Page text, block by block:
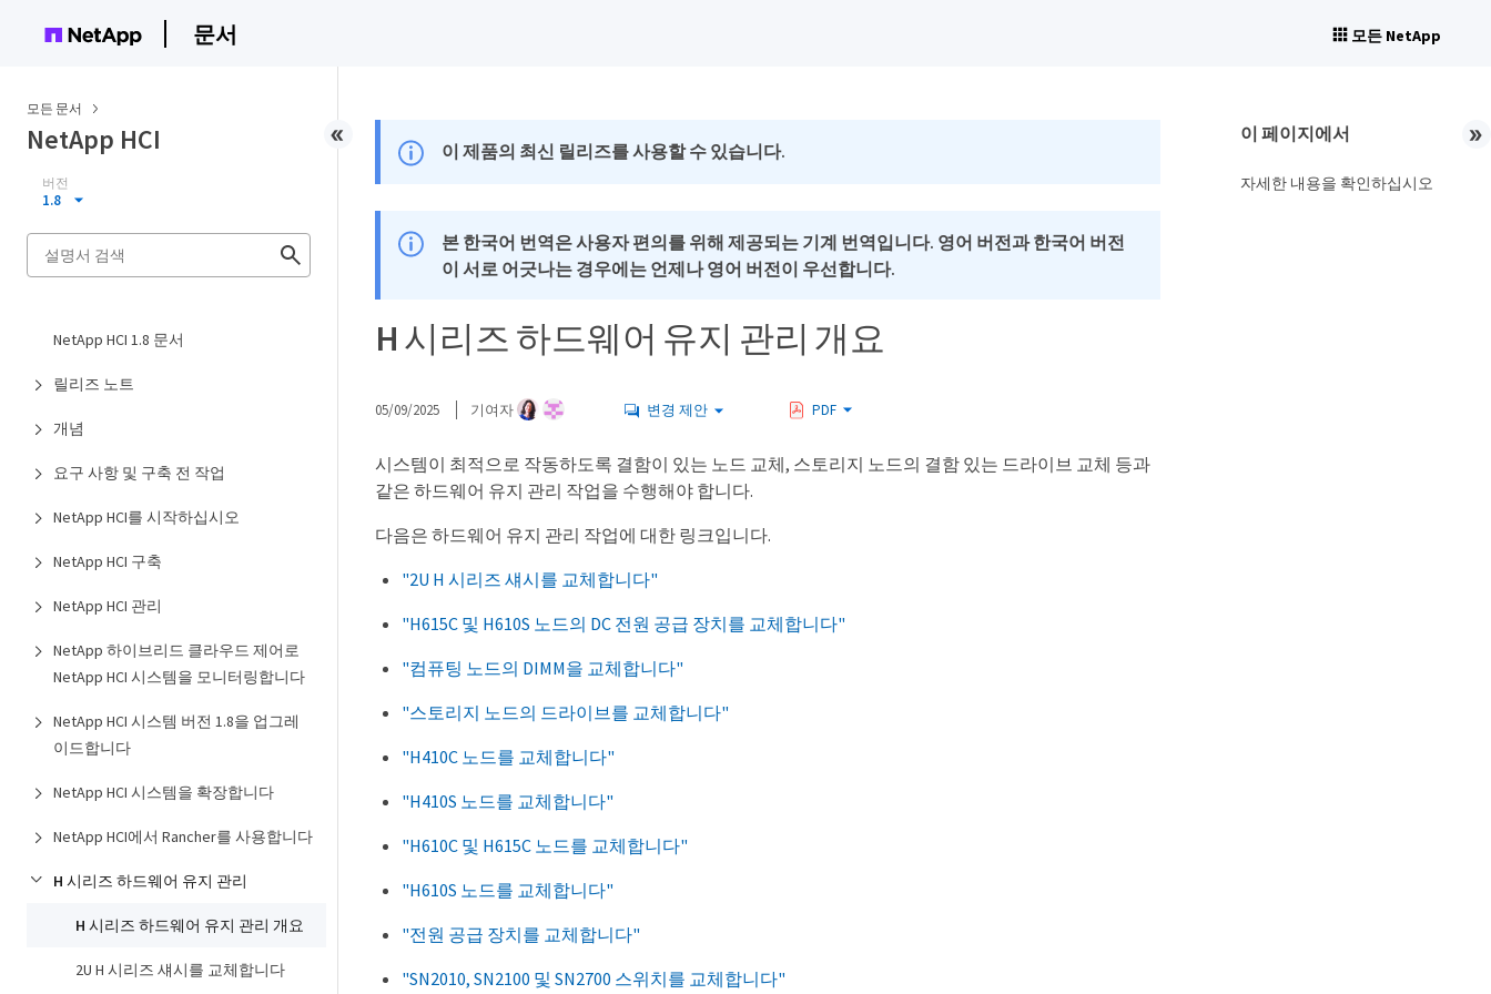
문서 모든 NetApp
모든 문서
NetApp HCI
버전
1.8
NetApp HCI 1.8 문서
릴리즈 노트
개념
요구 사항 및 구축 전 작업
NetApp HCI를 시작하십시오
NetApp HCI 구축
NetApp HCI 관리
NetApp 하이브리드 클라우드 제어로
NetApp HCI 시스템을 모니터링합니다
NetApp HCI 시스템 버전 1.8을 업그레
이드합니다
NetApp HCI 시스템을 확장합니다
NetApp HCI에서 Rancher를 사용합니다
H 시리즈 하드웨어 유지 관리
H 시리즈 하드웨어 유지 관리 개요
2U H 시리즈 섀시를 교체합니다
이 제품의 최신 릴리즈를 사용할 수 있습니다.
본 한국어 번역은 사용자 편의를 위해 제공되는 기계 번역입니다. 영어 버전과 한국어 버전
이 서로 어긋나는 경우에는 언제나 영어 버전이 우선합니다.
H 시리즈 하드웨어 유지 관리 개요
05/09/2025 기여자 변경 제안 PDF
시스템이 최적으로 작동하도록 결함이 있는 노드 교체, 스토리지 노드의 결함 있는 드라이브 교체 등과
같은 하드웨어 유지 관리 작업을 수행해야 합니다.
다음은 하드웨어 유지 관리 작업에 대한 링크입니다.
"2U H 시리즈 섀시를 교체합니다"
"H615C 및 H610S 노드의 DC 전원 공급 장치를 교체합니다"
"컴퓨팅 노드의 DIMM을 교체합니다"
"스토리지 노드의 드라이브를 교체합니다"
"H410C 노드를 교체합니다"
"H410S 노드를 교체합니다"
"H610C 및 H615C 노드를 교체합니다"
"H610S 노드를 교체합니다"
"전원 공급 장치를 교체합니다"
"SN2010, SN2100 및 SN2700 스위치를 교체합니다"
이 페이지에서
자세한 내용을 확인하십시오